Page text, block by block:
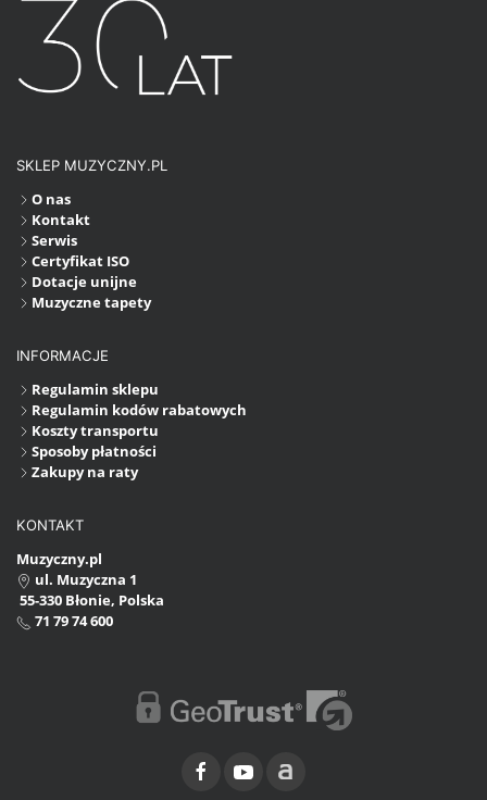
SKLEP MUZYCZNY.PL
O nas
Kontakt
Serwis
Certyfikat ISO
Dotacje unijne
Muzyczne tapety
INFORMACJE
Regulamin sklepu
Regulamin kodów rabatowych
Koszty transportu
Sposoby płatności
Zakupy na raty
KONTAKT
Muzyczny.pl
ul. Muzyczna 1
55-330 Błonie, Polska
71 79 74 600